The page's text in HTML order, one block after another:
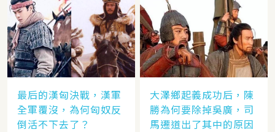
最后的漢匈決戰，漢軍
全軍覆沒，為何匈奴反
倒活不下去了？
大澤鄉起義成功后，陳
勝為何要除掉吳廣，司
馬遷道出了其中的原因